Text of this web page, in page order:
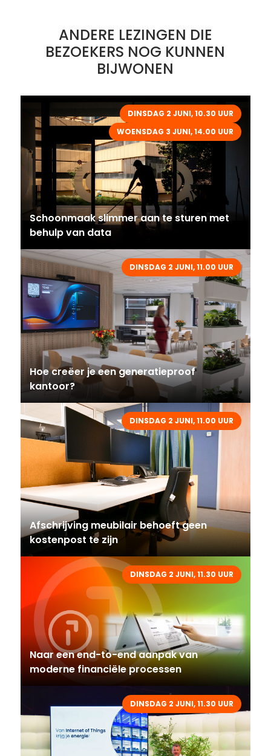
ANDERE LEZINGEN DIE
BEZOEKERS NOG KUNNEN
BIJWONEN
DINSDAG 2 JUNI, 10.30 UUR
WOENSDAG 3 JUNI, 14.00 UUR
Schoonmaak slimmer aan te sturen met
behulp van data
DINSDAG 2 JUNI, 11.00 UUR
Hoe creëer je een generatieproof
kantoor?
DINSDAG 2 JUNI, 11.00 UUR
Afschrijving meubilair behoeft geen
kostenpost te zijn
DINSDAG 2 JUNI, 11.30 UUR
Naar een end-to-end aanpak van
moderne financiële processen
DINSDAG 2 JUNI, 11.30 UUR